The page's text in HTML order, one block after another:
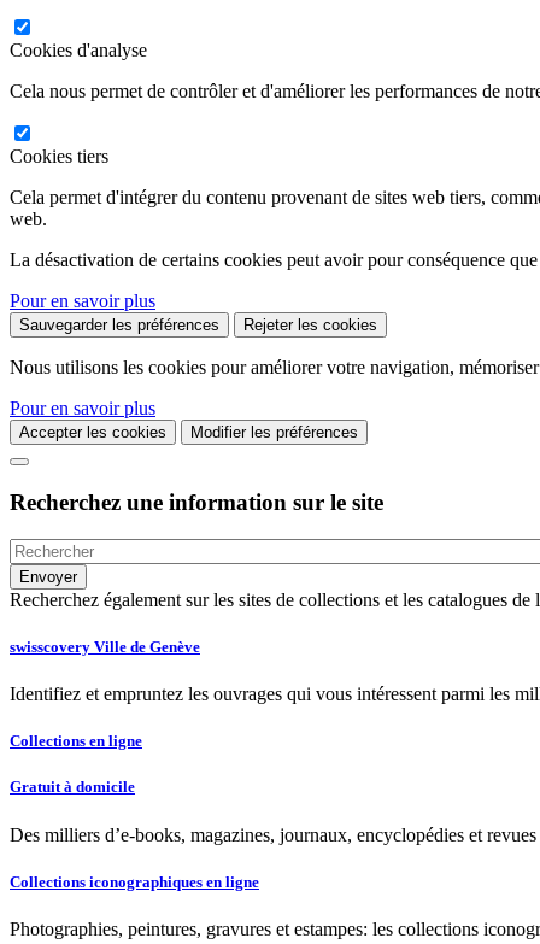
Cookies d'analyse
Cela nous permet de contrôler et d'améliorer les performances de
Cookies tiers
Cela permet d'intégrer du contenu provenant de sites web tiers,
web.
La désactivation de certains cookies peut avoir pour conséquence
Pour en savoir plus
Sauvegarder les préférences Rejeter les cookies
Nous utilisons les cookies pour améliorer votre navigation,
Pour en savoir plus
Accepter les cookies Modifier les préférences
Recherchez une information sur le site
Recherchez également sur les sites de collections et les catalogues
swisscovery Ville de Genève
Identifiez et empruntez les ouvrages qui vous intéressent parmi les
Collections en ligne
Gratuit à domicile
Des milliers d’e-books, magazines, journaux, encyclopédies et
Collections iconographiques en ligne
Photographies, peintures, gravures et estampes: les collections